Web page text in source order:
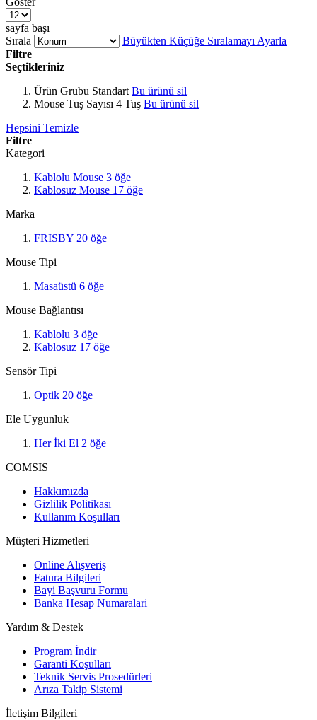
sayfa başı
Sırala
Büyükten Küçüğe Sıralamayı Ayarla
Filtre
Seçtikleriniz
Ürün Grubu Standart Bu ürünü sil
Mouse Tuş Sayısı 4 Tuş Bu ürünü sil
Hepsini Temizle
Filtre
Kategori
Kablolu Mouse 3 öğe
Kablosuz Mouse 17 öğe
Marka
FRISBY 20 öğe
Mouse Tipi
Masaüstü 6 öğe
Mouse Bağlantısı
Kablolu 3 öğe
Kablosuz 17 öğe
Sensör Tipi
Optik 20 öğe
Ele Uygunluk
Her İki El 2 öğe
COMSIS
Hakkımızda
Gizlilik Politikası
Kullanım Koşulları
Müşteri Hizmetleri
Online Alışveriş
Fatura Bilgileri
Bayi Başvuru Formu
Banka Hesap Numaralari
Yardım & Destek
Program İndir
Garanti Koşulları
Teknik Servis Prosedürleri
Arıza Takip Sistemi
İletişim Bilgileri